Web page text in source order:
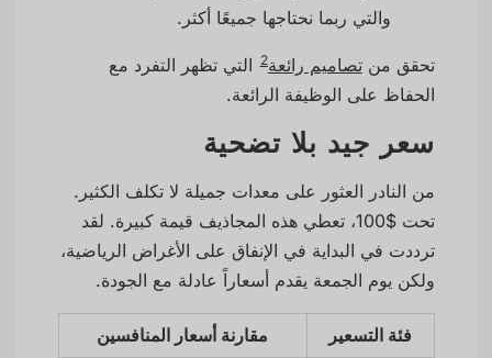
والتي ربما نحتاجها جميعًا أكثر.
تحقق منتصاميم رائعة2 التي تظهر التفرد مع
الحفاظ على الوظيفة الرائعة.
سعر جيد بلا تضحية
من النادر العثور على معدات جميلة لا تكلف الكثير.
تحت $100، تعطي هذه المجاذيف قيمة كبيرة. لقد
ترددت في البداية في الإنفاق على الأغراض الرياضية،
ولكن يوم الجمعة يقدم أسعاراً عادلة مع الجودة.
فئة التسعير
مقارنة أسعار المنافسين